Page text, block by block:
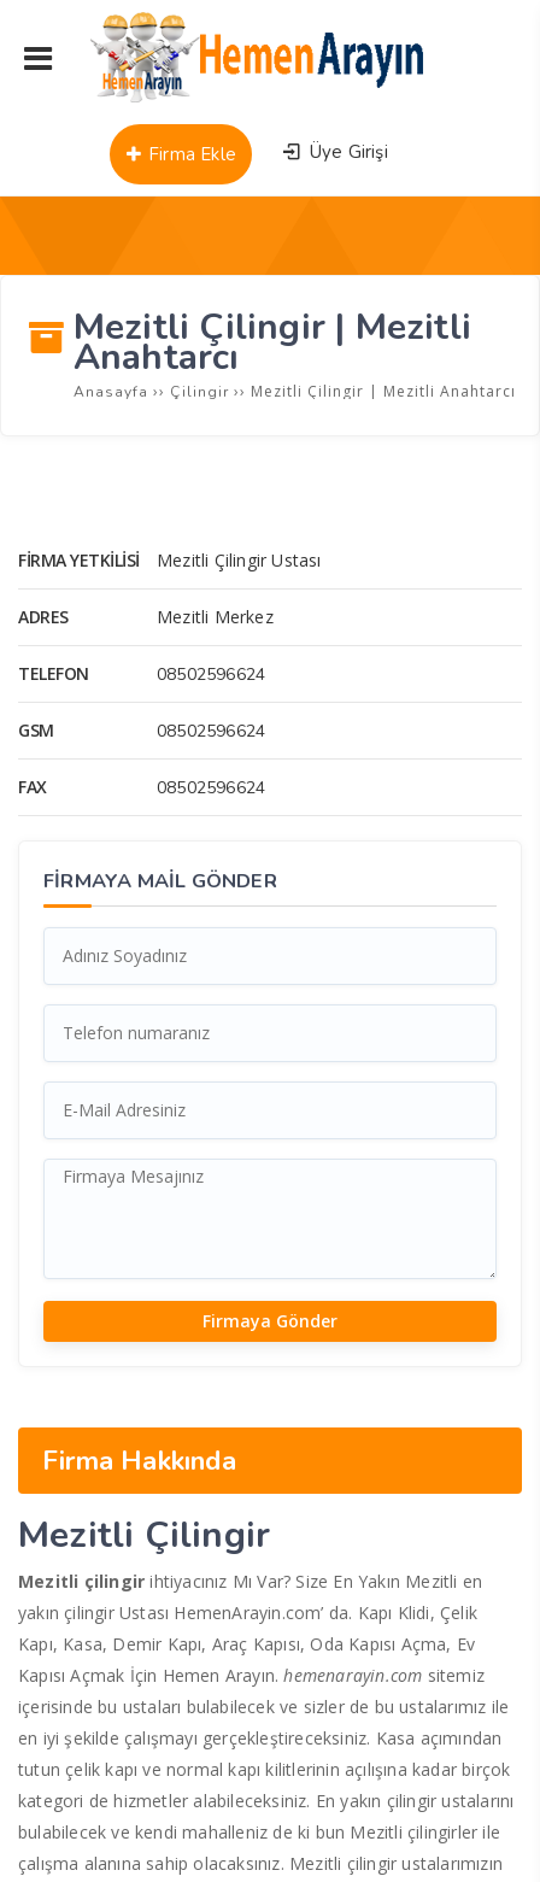
Üye Girişi
Firma Ekle
Mezitli Çilingir | Mezitli
Anahtarcı
Anasayfa ›› Çilingir ›› Mezitli Çilingir | Mezitli Anahtarcı
FIRMA YETKILISI Mezitli Çilingir Ustası
ADRES Mezitli Merkez
TELEFON 08502596624
GSM 08502596624
FAX 08502596624
FİRMAYA MAİL GÖNDER
Firma Hakkında
Mezitli Çilingir
Mezitli çilingirihtiyacınız Mı Var? Size En Yakın Mezitli en
yakın çilingir Ustası HemenArayin.com’ da. Kapı Klidi, Çelik
Kapı, Kasa, Demir Kapı, Araç Kapısı, Oda Kapısı Açma, Ev
Kapısı Açmak İçin Hemen Arayın.hemenarayin.com sitemiz
içerisinde bu ustaları bulabilecek ve sizler de bu ustalarımız ile
en iyi şekilde çalışmayı gerçekleştireceksiniz. Kasa açımından
tutun çelik kapı ve normal kapı kilitlerinin açılışına kadar birçok
kategori de hizmetler alabileceksiniz. En yakın çilingir ustalarını
bulabilecek ve kendi mahalleniz de ki bun Mezitli çilingirler ile
çalışma alanına sahip olacaksınız. Mezitli çilingir ustalarımızın